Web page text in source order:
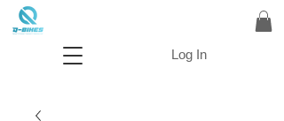
Log In